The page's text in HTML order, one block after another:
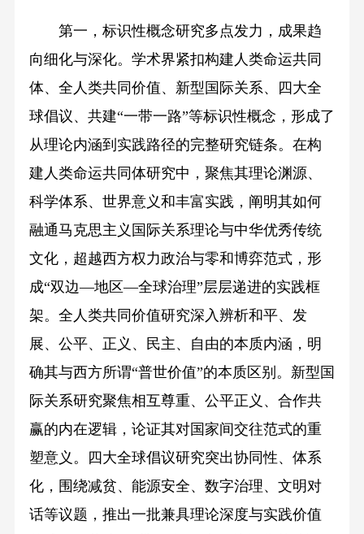
第一，标识性概念研究多点发力，成果趋
向细化与深化。学术界紧扣构建人类命运共同
体、全人类共同价值、新型国际关系、四大全
球倡议、共建“一带一路”等标识性概念，形成了
从理论内涵到实践路径的完整研究链条。在构
建人类命运共同体研究中，聚焦其理论渊源、
科学体系、世界意义和丰富实践，阐明其如何
融通马克思主义国际关系理论与中华优秀传统
文化，超越西方权力政治与零和博弈范式，形
成“双边—地区—全球治理”层层递进的实践框
架。全人类共同价值研究深入辨析和平、发
展、公平、正义、民主、自由的本质内涵，明
确其与西方所谓“普世价值”的本质区别。新型国
际关系研究聚焦相互尊重、公平正义、合作共
赢的内在逻辑，论证其对国家间交往范式的重
塑意义。四大全球倡议研究突出协同性、体系
化，围绕减贫、能源安全、数字治理、文明对
话等议题，推出一批兼具理论深度与实践价值